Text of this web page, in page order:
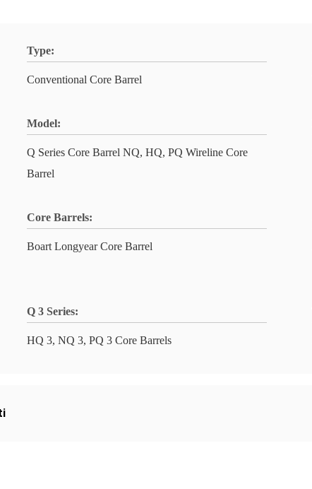
Type:
Conventional Core Barrel
Model:
Q Series Core Barrel NQ, HQ, PQ Wireline Core
Barrel
Core Barrels:
Boart Longyear Core Barrel
Q 3 Series:
HQ 3, NQ 3, PQ 3 Core Barrels